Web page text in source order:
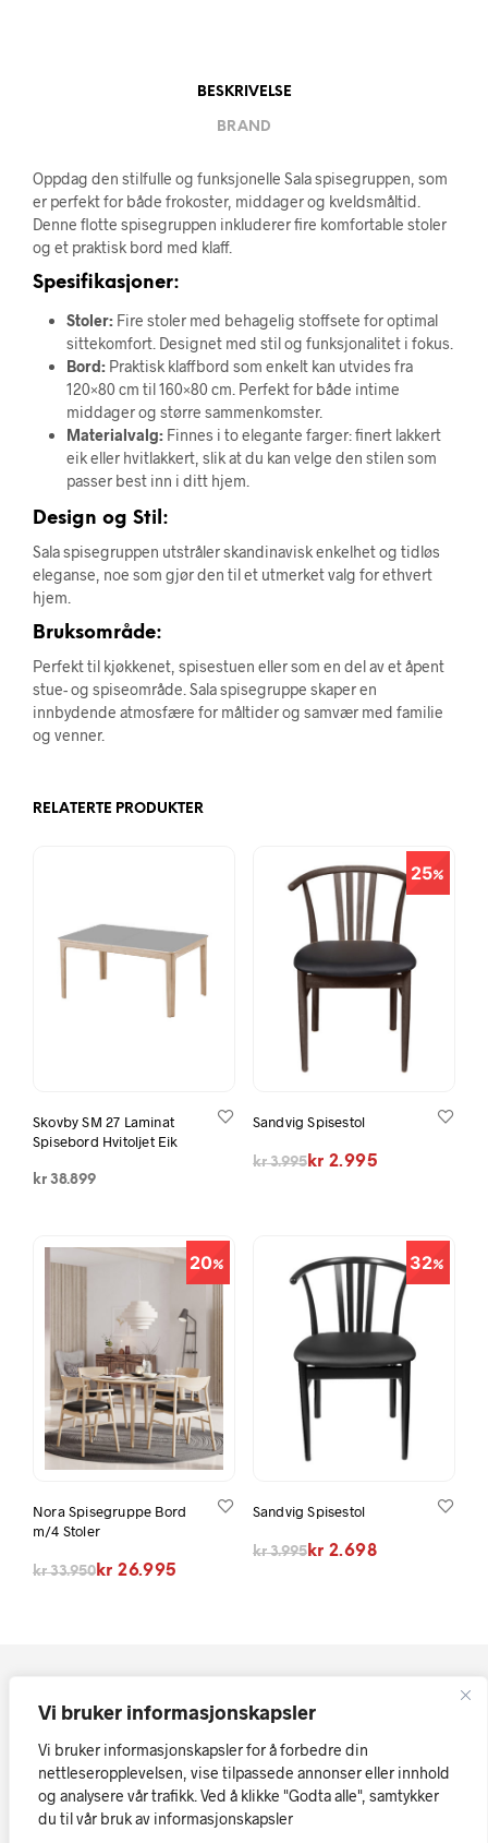
Vi bruker informasjonskapsler
Vi bruker informasjonskapsler for å forbedre din
nettleseropplevelsen, vise tilpassede annonser eller innhold
og analysere vår trafikk. Ved å klikke "Godta alle", samtykker
du til vår bruk av informasjonskapsler
BESKRIVELSE
BRAND
Oppdag den stilfulle og funksjonelle Sala spisegruppen, som
er perfekt for både frokoster, middager og kveldsmåltid.
Denne flotte spisegruppen inkluderer fire komfortable stoler
og et praktisk bord med klaff.
Spesifikasjoner:
Stoler:Fire stoler med behagelig stoffsete for optimal
sittekomfort. Designet med stil og funksjonalitet i fokus.
Bord:Praktisk klaffbord som enkelt kan utvides fra
120×80 cm til 160×80 cm. Perfekt for både intime
middager og større sammenkomster.
Materialvalg:Finnes i to elegante farger: finert lakkert
eik eller hvitlakkert, slik at du kan velge den stilen som
passer best inn i ditt hjem.
Design og Stil:
Sala spisegruppen utstråler skandinavisk enkelhet og tidløs
eleganse, noe som gjør den til et utmerket valg for ethvert
hjem.
Bruksområde:
Perfekt til kjøkkenet, spisestuen eller som en del av et åpent
stue- og spiseområde. Sala spisegruppe skaper en
innbydende atmosfære for måltider og samvær med familie
og venner.
RELATERTE PRODUKTER
Skovby SM 27 Laminat
Spisebord Hvitoljet Eik
kr 38.899
25
Sandvig Spisestol
kr3.995
Opprinnelig pris var: kr 3.995.
kr 2.995
Nåværende pris er: kr 2.995.
20
Nora Spisegruppe Bord
m/4 Stoler
kr33.950
Opprinnelig pris var: kr 33.950.
kr 26.995
Nåværende pris er: kr 26.995.
32
Sandvig Spisestol
kr3.995
Opprinnelig pris var: kr 3.995.
kr 2.698
Nåværende pris er: kr 2.698.
Kopirett © Askøy Møbler ASVi tar forbehold om at skrivefeil
eller tekniske feil i tekst, priser og bilder kan forekomme.